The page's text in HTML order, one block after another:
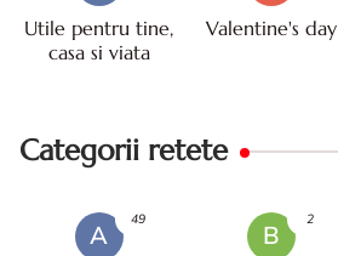
Utile pentru tine,
casa si viata
Valentine's day
Categorii retete
A
49
B
2